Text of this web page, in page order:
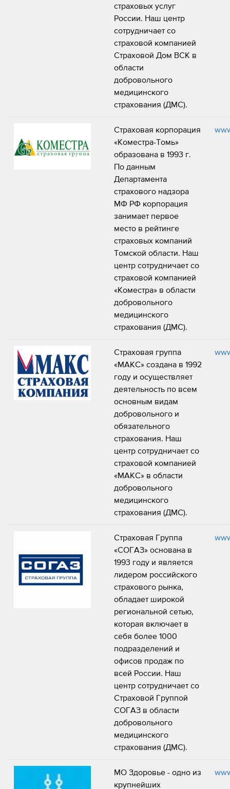
страховых услуг
России. Наш центр
сотрудничает со
страховой компанией
Страховой Дом ВСК в
области
добровольного
медицинского
страхования (ДМС).
Страховая корпорация
«Коместра-Томь»
образована в 1993 г.
По данным
Департамента
страхового надзора
МФ РФ корпорация
занимает первое
место в рейтинге
страховых компаний
Томской области. Наш
центр сотрудничает со
страховой компанией
«Коместра» в области
добровольного
медицинского
страхования (ДМС).
Страховая группа
«МАКС» создана в 1992
году и осуществляет
деятельность по всем
основным видам
добровольного и
обязательного
страхования. Наш
центр сотрудничает со
страховой компанией
«МАКС» в области
добровольного
медицинского
страхования (ДМС).
Страховая Группа
«СОГАЗ» основана в
1993 году и является
лидером российского
страхового рынка,
обладает широкой
региональной сетью,
которая включает в
себя более 1000
подразделений и
офисов продаж по
всей России. Наш
центр сотрудничает со
Страховой Группой
СОГАЗ в области
добровольного
медицинского
страхования (ДМС).
МО Здоровье - одно из
крупнейших